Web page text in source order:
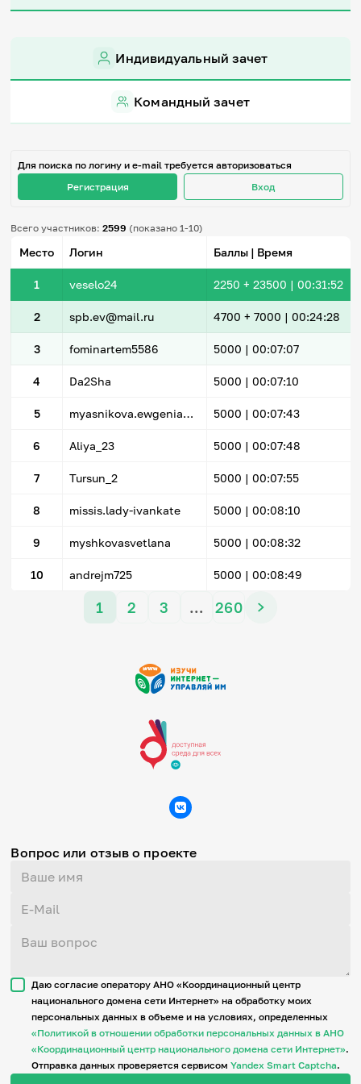
Игры и тренажеры
Знания в тестах
Викторина
Стихи
Педагогам
IT-урок
Методика
Секреты кода
English
Регистрация Вход
Индивидуальный зачет
Командный зачет
Для поиска по логину и e-mail требуется авторизоваться
Регистрация
Вход
Всего участников:2599 (показано 1-10)
Место Логин Баллы | Время
1 veselo24 2250 + 23500 | 00:31:52
2 spb.ev@mail.ru 4700 + 7000 | 00:24:28
3 fominartem5586 5000 | 00:07:07
4 Da2Sha 5000 | 00:07:10
5 myasnikova.ewgenia@yandex.ru 5000 | 00:07:43
6 Aliya_23 5000 | 00:07:48
7 Tursun_2 5000 | 00:07:55
8 missis.lady-ivankate 5000 | 00:08:10
9 myshkovasvetlana 5000 | 00:08:32
10 andrejm725 5000 | 00:08:49
1 2 3 … 260
Вопрос или отзыв о проекте
Даю согласие оператору АНО «Координационный центр
национального домена сети Интернет» на обработку моих
персональных данных в объеме и на условиях, определенных
«Политикой в отношении обработки персональных данных в АНО
«Координационный центр национального домена сети Интернет».
Отправка данных проверяется сервисомYandex Smart Captcha.